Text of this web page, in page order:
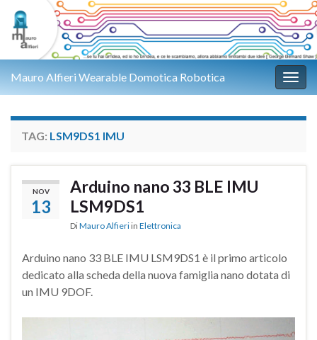
Mauro Alfieri Wearable Domotica Robotica
TAG: LSM9DS1 IMU
NOV
13
Arduino nano 33 BLE IMU
LSM9DS1
DiMauro Alfieri in Elettronica
Arduino nano 33 BLE IMU LSM9DS1 è il primo articolo
dedicato alla scheda della nuova famiglia nano dotata di
un IMU 9DOF.